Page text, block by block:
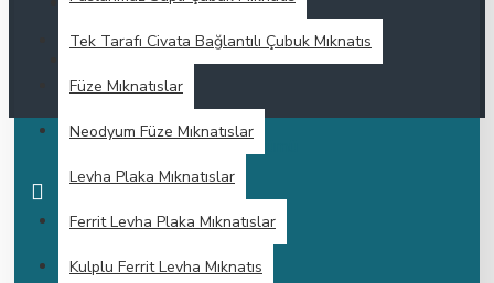
Tek Tarafı Civata Bağlantılı Çubuk Mıknatıs
Füze Mıknatıslar
Neodyum Füze Mıknatıslar
Levha Plaka Mıknatıslar
Ferrit Levha Plaka Mıknatıslar
Kulplu Ferrit Levha Mıknatıs
gauss ölçümü